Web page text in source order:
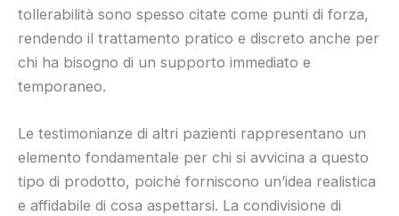
tollerabilità sono spesso citate come punti di forza,
rendendo il trattamento pratico e discreto anche per
chi ha bisogno di un supporto immediato e
temporaneo.
Le testimonianze di altri pazienti rappresentano un
elemento fondamentale per chi si avvicina a questo
tipo di prodotto, poiché forniscono un’idea realistica
e affidabile di cosa aspettarsi. La condivisione di